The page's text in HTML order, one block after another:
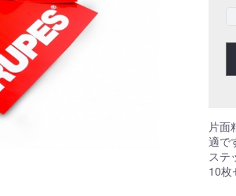
片面
適で
ステ
10枚